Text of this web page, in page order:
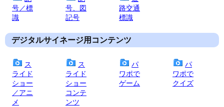
号／標
識
号、図
記号
路交通
標識
デジタルサイネージ用コンテンツ
ス
ライド
ショー
／アニ
メ
ス
ライド
ショー
コンテ
ンツ
パ
ワポで
ゲーム
パ
ワポで
クイズ